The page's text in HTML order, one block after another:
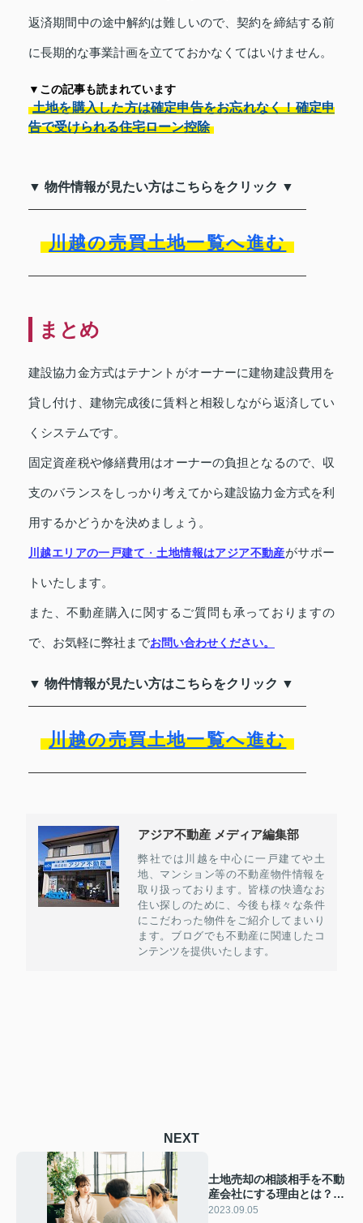
返済期間中の途中解約は難しいので、契約を締結する前
に長期的な事業計画を立てておかなくてはいけません。
▼この記事も読まれています
土地を購入した方は確定申告をお忘れなく！確定申
告で受けられる住宅ローン控除
▼ 物件情報が見たい方はこちらをクリック ▼
川越の売買土地一覧へ進む
まとめ
建設協力金方式はテナントがオーナーに建物建設費用を
貸し付け、建物完成後に賃料と相殺しながら返済してい
くシステムです。
固定資産税や修繕費用はオーナーの負担となるので、収
支のバランスをしっかり考えてから建設協力金方式を利
用するかどうかを決めましょう。
川越エリアの一戸建て ・ 土地情報はアジア不動産がサポー
トいたします。
また、不動産購入に関するご質問も承っておりますの
で、お気軽に弊社までお問い合わせください。
▼ 物件情報が見たい方はこちらをクリック ▼
川越の売買土地一覧へ進む
アジア不動産 メディア編集部
弊社では川越を中心に一戸建てや土
地、マンション等の不動産物件情報を
取り扱っております。皆様の快適なお
住い探しのために、今後も様々な条件
にこだわった物件をご紹介してまいり
ます。ブログでも不動産に関連したコ
ンテンツを提供いたします。
NEXT
土地売却の相談相手を不動
産会社にする理由とは？状
況別の相談先も解説
2023.09.05